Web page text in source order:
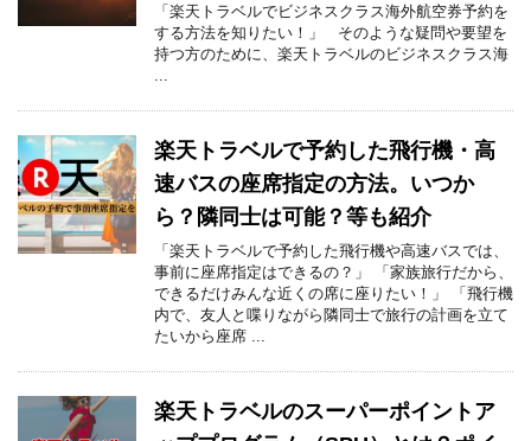
「楽天トラベルでビジネスクラス海外航空券予約を
する方法を知りたい！」 そのような疑問や要望を
持つ方のために、楽天トラベルのビジネスクラス海
楽天トラベルで予約した飛行機・高
速バスの座席指定の方法。いつか
ら？隣同士は可能？等も紹介
「楽天トラベルで予約した飛行機や高速バスでは、
事前に座席指定はできるの？」 「家族旅行だから、
できるだけみんな近くの席に座りたい！」 「飛行機
内で、友人と喋りながら隣同士で旅行の計画を立て
たいから座席 ...
楽天トラベルのスーパーポイントア